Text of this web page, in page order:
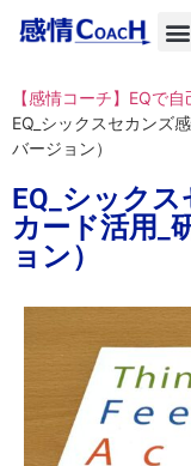
【感情コーチ】EQで
EQ_シックスセカンズ
バージョン）
EQ_シック
カード活用_
ョン）